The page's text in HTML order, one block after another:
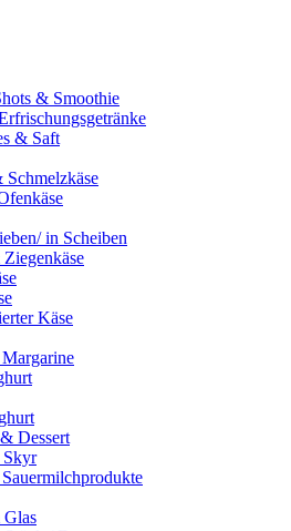
& Smoothie
& Saft
Schmelzkäse
in Scheiben
Käse
Dessert
Glas